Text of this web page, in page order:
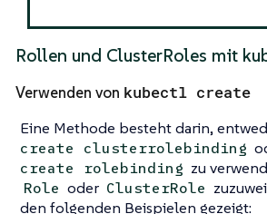
Rollen und ClusterRoles mit
Verwenden von kubectl create
Eine Methode besteht darin,
create clusterrolebinding
create rolebinding zu
Role oder ClusterRole
den folgenden Beispielen gezeigt: